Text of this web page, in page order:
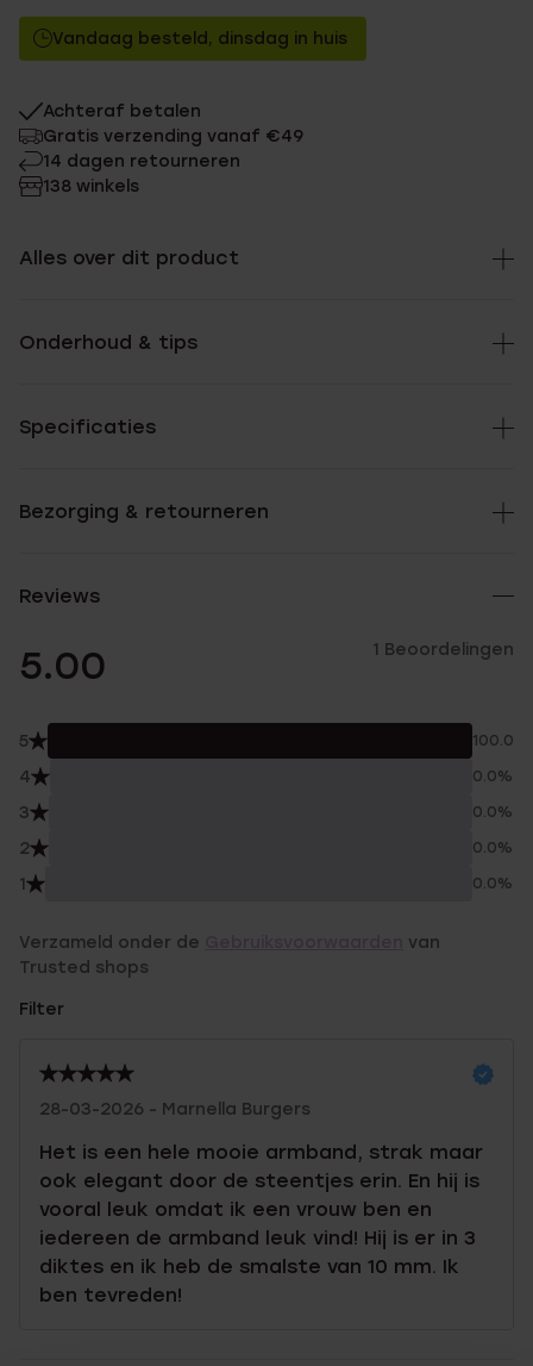
Vandaag besteld, dinsdag in huis
Achteraf betalen
Gratis verzending vanaf €49
14 dagen retourneren
138 winkels
Alles over dit product
Onderhoud & tips
Specificaties
Bezorging & retourneren
Reviews
5.00 1 Beoordelingen
5 100.0%
4 0.0%
3 0.0%
2 0.0%
1 0.0%
Verzameld onder de
van
Trusted shops
Filter
28-03-2026 - Marnella Burgers
Het is een hele mooie armband, strak maar
ook elegant door de steentjes erin. En hij is
vooral leuk omdat ik een vrouw ben en
iedereen de armband leuk vind! Hij is er in 3
diktes en ik heb de smalste van 10 mm. Ik
ben tevreden!